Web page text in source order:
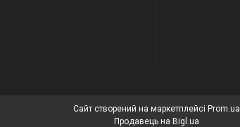
Сайт створений на маркетплейсі Prom.ua
Продавець на Bigl.ua